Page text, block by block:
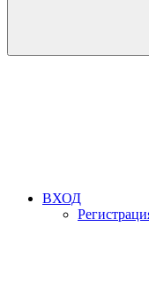
ВХОД